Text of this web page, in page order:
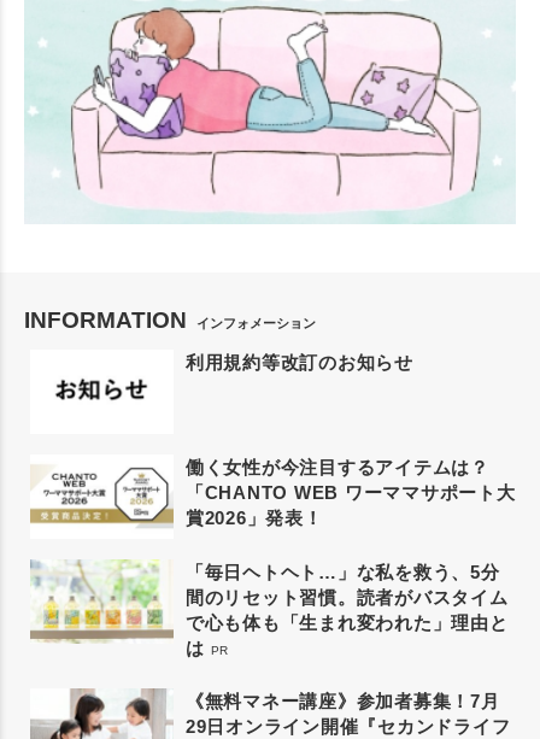
INFORMATION インフォメーション
利用規約等改訂のお知らせ
働く女性が今注目するアイテムは？
「CHANTO WEB ワーママサポート大
賞2026」発表！
「毎日ヘトヘト…」な私を救う、5分
間のリセット習慣。読者がバスタイム
で心も体も「生まれ変われた」理由と
は PR
《無料マネー講座》参加者募集！7月
29日オンライン開催『セカンドライフ